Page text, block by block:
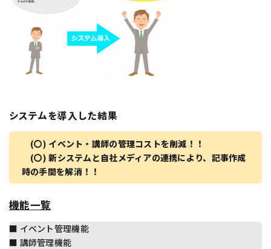
システムを導入した結果
(〇) イベント・講師の管理コストを削減！！
(〇) 新システムと自社メディアの連携により、記事作成
時の手間を解消！！
機能一覧
■ イベント管理機能
■ 講師管理機能